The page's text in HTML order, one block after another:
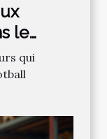
le
qui